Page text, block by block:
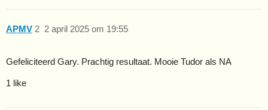
APMV 2 april 2025 om 19:55
2
Gefeliciteerd Gary. Prachtig resultaat. Mooie Tudor als NA
1 like